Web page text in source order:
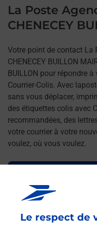
Le respect de
La Poste
CHENECEY
Votre point de contact La
CHENECEY BUILLON
BUILLON pour répondre
Courrier-Colis. Avec
sans vous déplacer,
des étiquettes colis avec
recommandées, des
votre courrier à votre
voulez, où vous voulez.